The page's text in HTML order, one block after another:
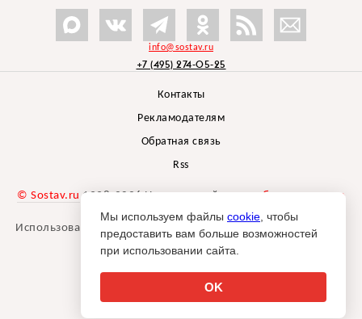
info@sostav.ru
+7 (495) 274-05-25
Контакты
Рекламодателям
Обратная связь
Rss
© Sostav.ru 1998-2026 Независимый проектбрендингового
агентства Depot
Использование материалов Sostav.ru допустимо только при
указании источника.
Мы используем файлы cookie , чтобы
предоставить вам больше возможностей
при использовании сайта.
OK